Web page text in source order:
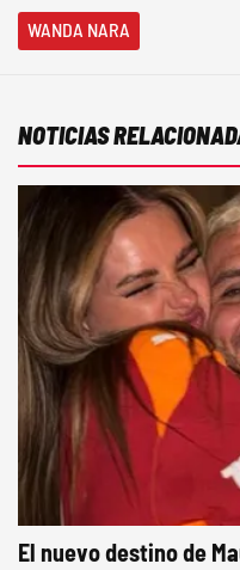
WANDA NARA
NOTICIAS
El nuevo destino de